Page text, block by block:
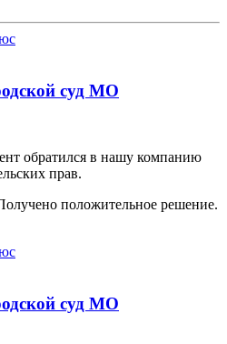
суд МО
обратился в нашу компанию
прав.
положительное решение.
суд МО